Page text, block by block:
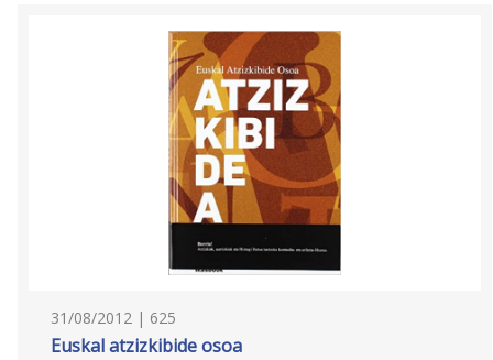
31/08/2012 | 625
Euskal atzizkibide osoa